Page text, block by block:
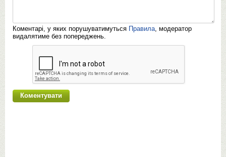
Коментарі, у яких порушуватимуться Правила , модератор
видалятиме без попереджень.